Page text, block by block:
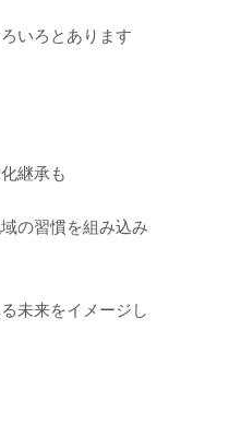
いろとあります
継承も
の習慣を組み込み
未来をイメージし